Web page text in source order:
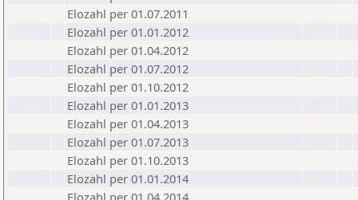
Elozahl per 01.07.2011
Elozahl per 01.01.2012
Elozahl per 01.04.2012
Elozahl per 01.07.2012
Elozahl per 01.10.2012
Elozahl per 01.01.2013
Elozahl per 01.04.2013
Elozahl per 01.07.2013
Elozahl per 01.10.2013
Elozahl per 01.01.2014
Elozahl per 01.04.2014